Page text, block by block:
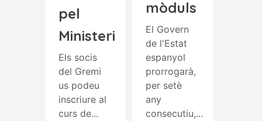
pel
Ministeri
Els socis
del Gremi
us podeu
inscriure al
curs de...
mòduls
El Govern
de l'Estat
espanyol
prorrogarà,
per setè
any
consecutiu,...